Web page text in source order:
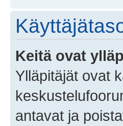
Keitä ovat
Ylläpitäjät ovat
antavat ja